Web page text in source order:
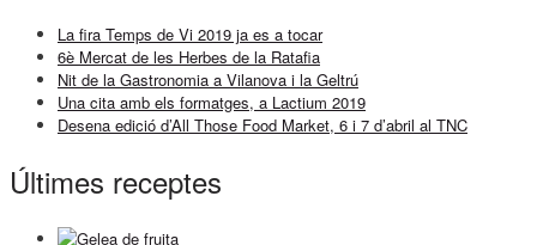
La fira Temps de Vi 2019 ja es a tocar
6è Mercat de les Herbes de la Ratafia
Nit de la Gastronomia a Vilanova i la Geltrú
Una cita amb els formatges, a Lactium 2019
Desena edició d’All Those Food Market, 6 i 7 d’abril al TNC
Últimes receptes